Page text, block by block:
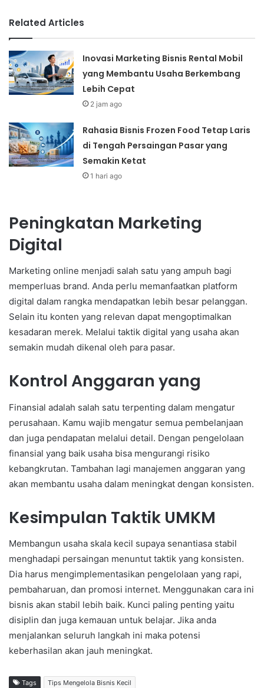
Related Articles
Inovasi Marketing Bisnis Rental Mobil
yang Membantu Usaha Berkembang
Lebih Cepat
2 jam ago
Rahasia Bisnis Frozen Food Tetap Laris
di Tengah Persaingan Pasar yang
Semakin Ketat
1 hari ago
Peningkatan Marketing
Digital
Marketing online menjadi salah satu yang ampuh bagi
memperluas brand. Anda perlu memanfaatkan platform
digital dalam rangka mendapatkan lebih besar pelanggan.
Selain itu konten yang relevan dapat mengoptimalkan
kesadaran merek. Melalui taktik digital yang usaha akan
semakin mudah dikenal oleh para pasar.
Kontrol Anggaran yang
Finansial adalah salah satu terpenting dalam mengatur
perusahaan. Kamu wajib mengatur semua pembelanjaan
dan juga pendapatan melalui detail. Dengan pengelolaan
finansial yang baik usaha bisa mengurangi risiko
kebangkrutan. Tambahan lagi manajemen anggaran yang
akan membantu usaha dalam meningkat dengan konsisten.
Kesimpulan Taktik UMKM
Membangun usaha skala kecil supaya senantiasa stabil
menghadapi persaingan menuntut taktik yang konsisten.
Dia harus mengimplementasikan pengelolaan yang rapi,
pembaharuan, dan promosi internet. Menggunakan cara ini
bisnis akan stabil lebih baik. Kunci paling penting yaitu
disiplin dan juga kemauan untuk belajar. Jika anda
menjalankan seluruh langkah ini maka potensi
keberhasilan akan jauh meningkat.
Tags Tips Mengelola Bisnis Kecil